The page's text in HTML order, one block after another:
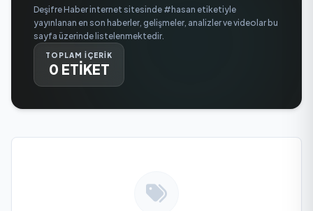
Deşifre Haber internet sitesinde #hasan etiketiyle
yayınlanan en son haberler, gelişmeler, analizler ve videolar bu
sayfa üzerinde listelenmektedir.
TOPLAM İÇERİK
0 ETİKET